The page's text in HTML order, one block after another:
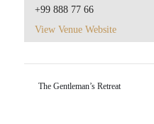
+99 888 77 66
View Venue Website
The Gentleman’s Retreat